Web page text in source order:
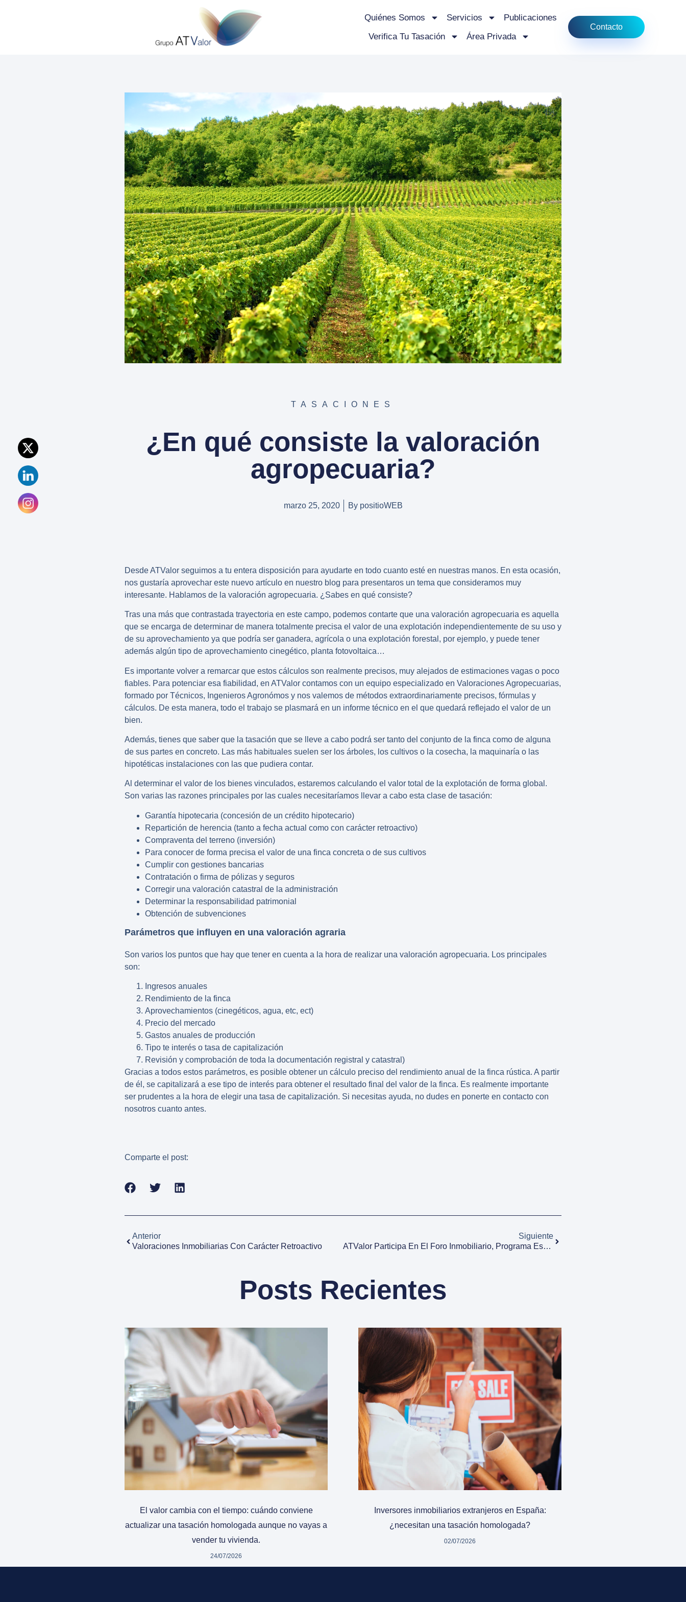
Quiénes Somos Servicios
Publicaciones
Verifica Tu Tasación
Área Privada
Contacto
TASACIONES
¿En qué consiste la valoración
agropecuaria?
marzo 25, 2020 BypositioWEB
Desde ATValor seguimos a tu entera disposición para ayudarte en todo cuanto esté en nuestras manos. En esta ocasión,
nos gustaría aprovechar este nuevo artículo en nuestro blog para presentaros un tema que consideramos muy
interesante. Hablamos de la valoración agropecuaria. ¿Sabes en qué consiste?
Tras una más que contrastada trayectoria en este campo, podemos contarte que una valoración agropecuaria es aquella
que se encarga de determinar de manera totalmente precisa el valor de una explotación independientemente de su uso y
de su aprovechamiento ya que podría ser ganadera, agrícola o una explotación forestal, por ejemplo, y puede tener
además algún tipo de aprovechamiento cinegético, planta fotovoltaica…
Es importante volver a remarcar que estos cálculos son realmente precisos, muy alejados de estimaciones vagas o poco
fiables. Para potenciar esa fiabilidad, en ATValor contamos con un equipo especializado en Valoraciones Agropecuarias,
formado por Técnicos, Ingenieros Agronómos y nos valemos de métodos extraordinariamente precisos, fórmulas y
cálculos. De esta manera, todo el trabajo se plasmará en un informe técnico en el que quedará reflejado el valor de un
bien.
Además, tienes que saber que la tasación que se lleve a cabo podrá ser tanto del conjunto de la finca como de alguna
de sus partes en concreto. Las más habituales suelen ser los árboles, los cultivos o la cosecha, la maquinaría o las
hipotéticas instalaciones con las que pudiera contar.
Al determinar el valor de los bienes vinculados, estaremos calculando el valor total de la explotación de forma global.
Son varias las razones principales por las cuales necesitaríamos llevar a cabo esta clase de tasación:
Garantía hipotecaria (concesión de un crédito hipotecario)
Repartición de herencia (tanto a fecha actual como con carácter retroactivo)
Compraventa del terreno (inversión)
Para conocer de forma precisa el valor de una finca concreta o de sus cultivos
Cumplir con gestiones bancarias
Contratación o firma de pólizas y seguros
Corregir una valoración catastral de la administración
Determinar la responsabilidad patrimonial
Obtención de subvenciones
Parámetros que influyen en una valoración agraria
Son varios los puntos que hay que tener en cuenta a la hora de realizar una valoración agropecuaria. Los principales
son:
Ingresos anuales
Rendimiento de la finca
Aprovechamientos (cinegéticos, agua, etc, ect)
Precio del mercado
Gastos anuales de producción
Tipo te interés o tasa de capitalización
Revisión y comprobación de toda la documentación registral y catastral)
Gracias a todos estos parámetros, es posible obtener un cálculo preciso del rendimiento anual de la finca rústica. A partir
de él, se capitalizará a ese tipo de interés para obtener el resultado final del valor de la finca. Es realmente importante
ser prudentes a la hora de elegir una tasa de capitalización. Si necesitas ayuda, no dudes en ponerte en contacto con
nosotros cuanto antes.
Comparte el post:
Anterior
Valoraciones Inmobiliarias Con Carácter Retroactivo
Siguiente
ATValor Participa En El Foro Inmobiliario, Programa Especializado En Radio Intereconomía
Posts Recientes
El valor cambia con el tiempo: cuándo conviene
actualizar una tasación homologada aunque no vayas a
vender tu vivienda.
24/07/2026
Inversores inmobiliarios extranjeros en España:
¿necesitan una tasación homologada?
02/07/2026